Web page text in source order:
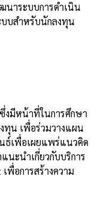
นาระบบการดำเนิน
บบสำหรับนักลงทุน
ซึ่งมีหน้าที่ในการศึกษา
ทุน เพื่อร่วมวางแผน
ธ์เพื่อเผยแพร่แนวคิด
นะนำเกี่ยวกับบริการ
พื่อการสร้างความ